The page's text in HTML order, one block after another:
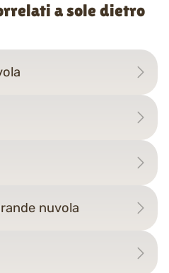
a sole dietro
nuvola